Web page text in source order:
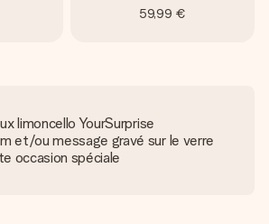
59,99 €
limoncello YourSurprise
et/ou message gravé sur le verre
occasion spéciale